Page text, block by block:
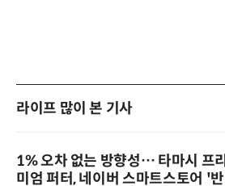
라이프 많이 본 기사
1% 오차 없는 방향성… 타마시 프리
미엄 퍼터, 네이버 스마트스토어 '반